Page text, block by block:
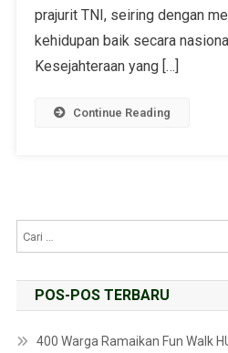
prajurit TNI, seiring dengan
kehidupan baik secara
Kesejahteraan yang […]
Continue Reading
POS-POS TERBARU
400 Warga Ramaikan Fun Walk